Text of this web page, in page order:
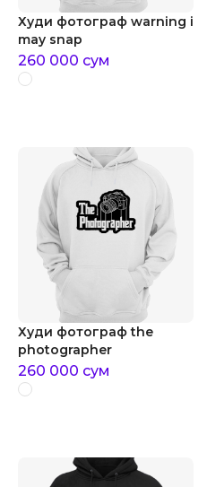
Худи фотограф warning i
may snap
260 000 сум
Худи фотограф the
photographer
260 000 сум